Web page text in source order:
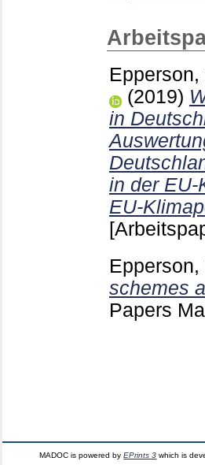
Epperson,
(2019)
in
in der EU-
EU-
Epperson,
schemes
Papers
MADOC is powered byEPrints 3 which is